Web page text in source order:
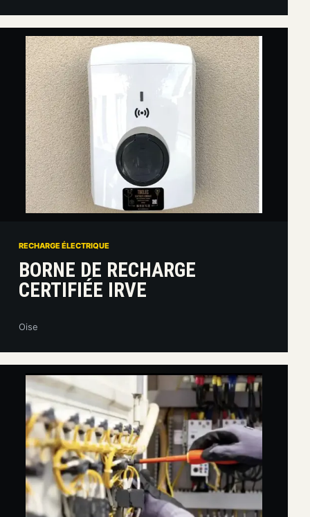
RECHARGE ÉLECTRIQUE
BORNE DE RECHARGE
CERTIFIÉE IRVE
Oise